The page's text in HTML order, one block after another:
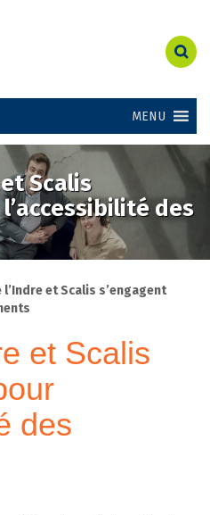
MENU
et Scalis
des
l’Indre et Scalis s’engagent
et Scalis
des